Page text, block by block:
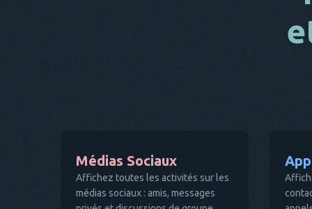
Médias Sociaux
Affichez toutes les activités sur les
médias sociaux : amis, messages